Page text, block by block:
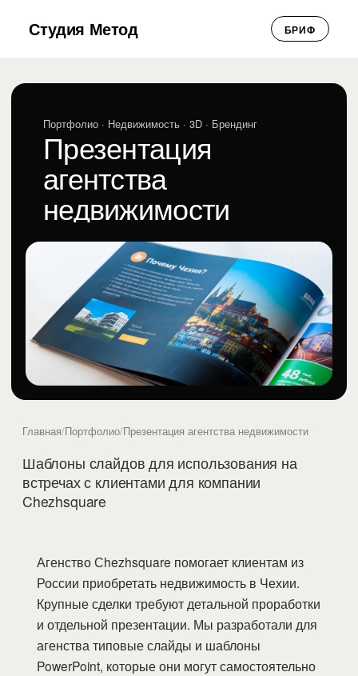
Студия Метод БРИФ
Портфолио · Недвижимость · 3D · Брендинг
Презентация
агентства
недвижимости
Главная/Портфолио/Презентация агентства недвижимости
Шаблоны слайдов для использования на
встречах с клиентами для компании
Chezhsquare
Агенство Сhezhsquare помогает клиентам из
России приобретать недвижимость в Чехии.
Крупные сделки требуют детальной проработки
и отдельной презентации. Мы разработали для
агенства типовые слайды и шаблоны
PowerPoint, которые они могут самостоятельно